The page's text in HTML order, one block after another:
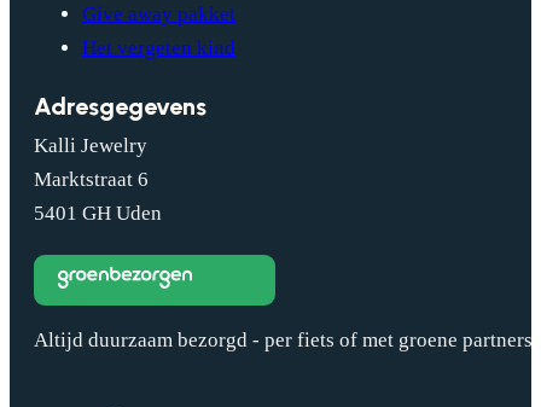
Give away pakket
Het vergeten kind
Adresgegevens
Kalli Jewelry
Marktstraat 6
5401 GH Uden
Altijd duurzaam bezorgd - per fiets of met groene partners